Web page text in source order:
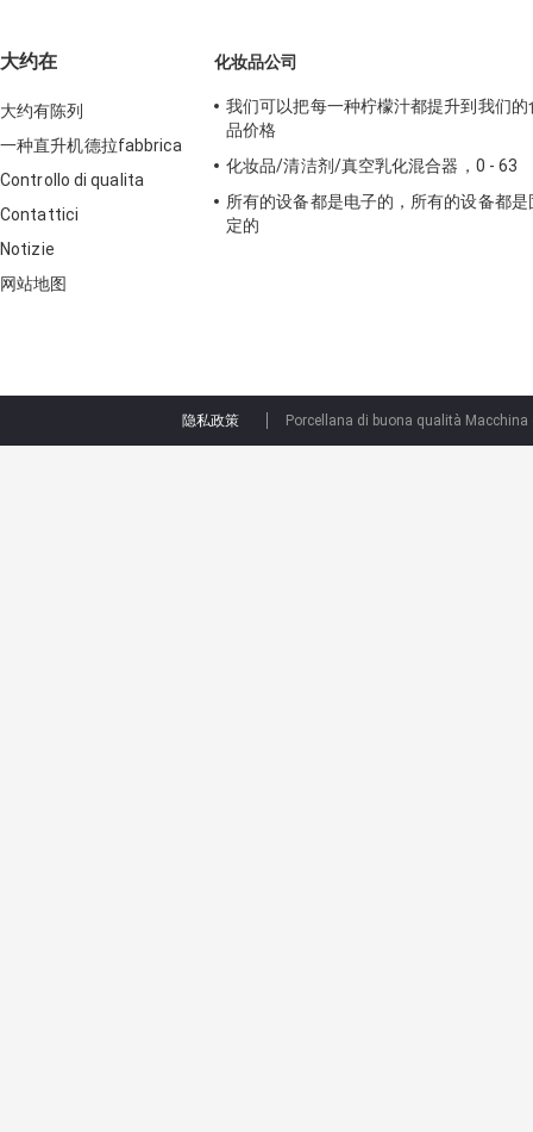
大约在
大约有陈列
一种直升机德拉fabbrica
Controllo di qualita
Contattici
Notizie
网站地图
化妆品公司
我们可以把每一种柠檬汁都提升到我们的
品价格
化妆品/清洁剂/真空乳化混合器，0 - 63
所有的设备都是电子的，所有的设备都是
定的
隐私政策 Porcellana di buona qualità